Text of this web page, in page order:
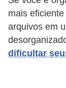
mais
arquivos em
dificultar